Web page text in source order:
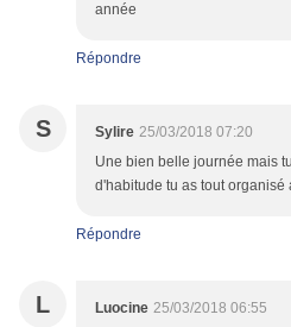
année
Répondre
S Sylire 25/03/2018 07:20
Une bien belle journée mais
d'habitude tu as tout organisé
Répondre
L Luocine 25/03/2018 06:55